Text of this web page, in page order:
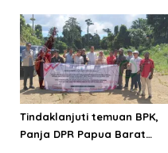
Tindaklanjuti temuan BPK,
Panja DPR Papua Barat